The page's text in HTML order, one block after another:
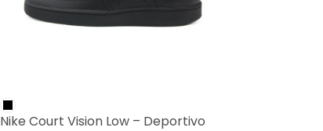
Nike Court Vision Low – Deportivo